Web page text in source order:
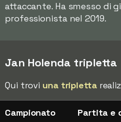
attaccante. Ha smesso di
professionista nel 2019.
Jan Holenda tripletta
Qui trovi una tripletta
Campionato Partita e